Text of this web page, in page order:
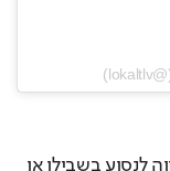
"כביש 90" הוא המבורגר, שמה שנקרא, שווה לנסוע בשבילו או